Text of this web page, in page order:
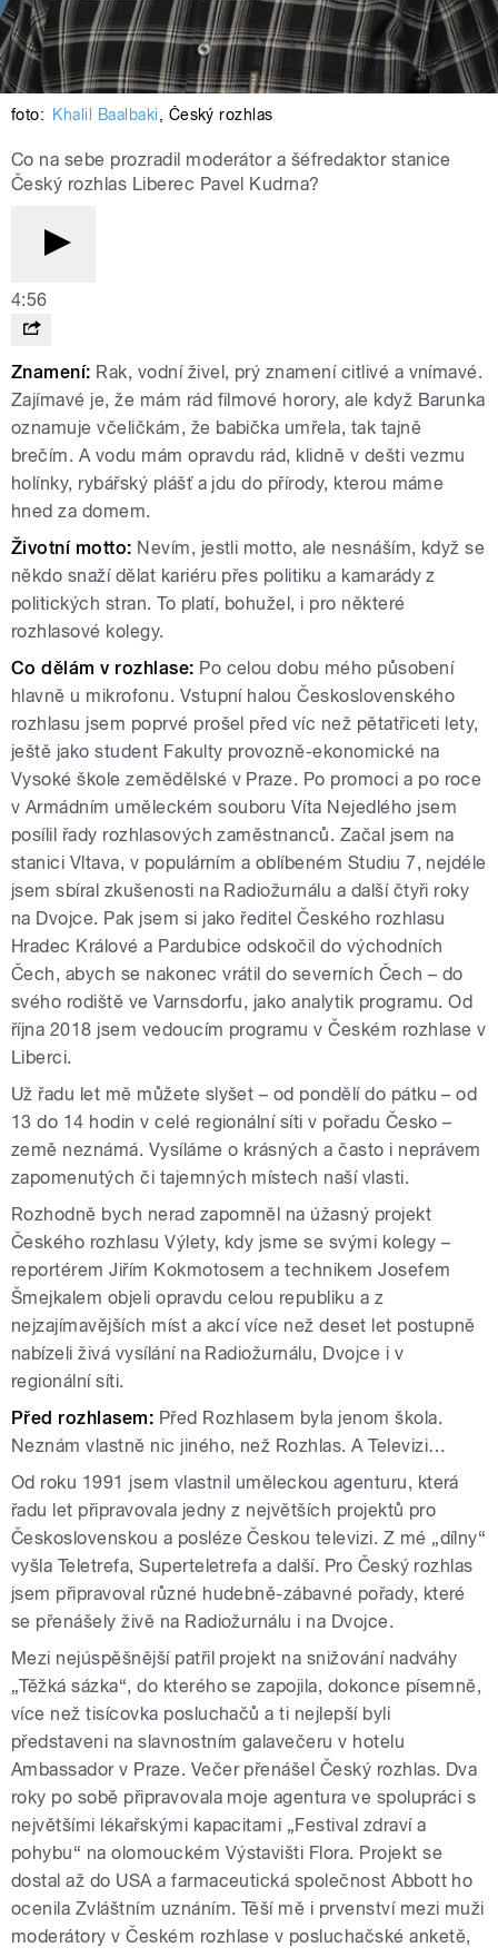
foto: Khalil Baalbaki, Český rozhlas
Co na sebe prozradil moderátor a šéfredaktor stanice
Český rozhlas Liberec Pavel Kudrna?
4:56
Znamení: Rak, vodní živel, prý znamení citlivé a vnímavé.
Zajímavé je, že mám rád filmové horory, ale když Barunka
oznamuje včeličkám, že babička umřela, tak tajně
brečím. A vodu mám opravdu rád, klidně v dešti vezmu
holínky, rybářský plášť a jdu do přírody, kterou máme
hned za domem.
Životní motto: Nevím, jestli motto, ale nesnáším, když se
někdo snaží dělat kariéru přes politiku a kamarády z
politických stran. To platí, bohužel, i pro některé
rozhlasové kolegy.
Co dělám v rozhlase: Po celou dobu mého působení
hlavně u mikrofonu. Vstupní halou Československého
rozhlasu jsem poprvé prošel před víc než pětatřiceti lety,
ještě jako student Fakulty provozně-ekonomické na
Vysoké škole zemědělské v Praze. Po promoci a po roce
v Armádním uměleckém souboru Víta Nejedlého jsem
posílil řady rozhlasových zaměstnanců. Začal jsem na
stanici Vltava, v populárním a oblíbeném Studiu 7, nejdéle
jsem sbíral zkušenosti na Radiožurnálu a další čtyři roky
na Dvojce. Pak jsem si jako ředitel Českého rozhlasu
Hradec Králové a Pardubice odskočil do východních
Čech, abych se nakonec vrátil do severních Čech – do
svého rodiště ve Varnsdorfu, jako analytik programu. Od
října 2018 jsem vedoucím programu v Českém rozhlase v
Liberci.
Už řadu let mě můžete slyšet – od pondělí do pátku – od
13 do 14 hodin v celé regionální síti v pořadu Česko –
země neznámá. Vysíláme o krásných a často i neprávem
zapomenutých či tajemných místech naší vlasti.
Rozhodně bych nerad zapomněl na úžasný projekt
Českého rozhlasu Výlety, kdy jsme se svými kolegy –
reportérem Jiřím Kokmotosem a technikem Josefem
Šmejkalem objeli opravdu celou republiku a z
nejzajímavějších míst a akcí více než deset let postupně
nabízeli živá vysílání na Radiožurnálu, Dvojce i v
regionální síti.
Před rozhlasem: Před Rozhlasem byla jenom škola.
Neznám vlastně nic jiného, než Rozhlas. A Televizi…
Od roku 1991 jsem vlastnil uměleckou agenturu, která
řadu let připravovala jedny z největších projektů pro
Československou a posléze Českou televizi. Z mé „dílny“
vyšla Teletrefa, Superteletrefa a další. Pro Český rozhlas
jsem připravoval různé hudebně-zábavné pořady, které
se přenášely živě na Radiožurnálu i na Dvojce.
Mezi nejúspěšnější patřil projekt na snižování nadváhy
„Těžká sázka“, do kterého se zapojila, dokonce písemně,
více než tisícovka posluchačů a ti nejlepší byli
představeni na slavnostním galavečeru v hotelu
Ambassador v Praze. Večer přenášel Český rozhlas. Dva
roky po sobě připravovala moje agentura ve spolupráci s
největšími lékařskými kapacitami „Festival zdraví a
pohybu“ na olomouckém Výstavišti Flora. Projekt se
dostal až do USA a farmaceutická společnost Abbott ho
ocenila Zvláštním uznáním. Těší mě i prvenství mezi muži
moderátory v Českém rozhlase v posluchačské anketě,